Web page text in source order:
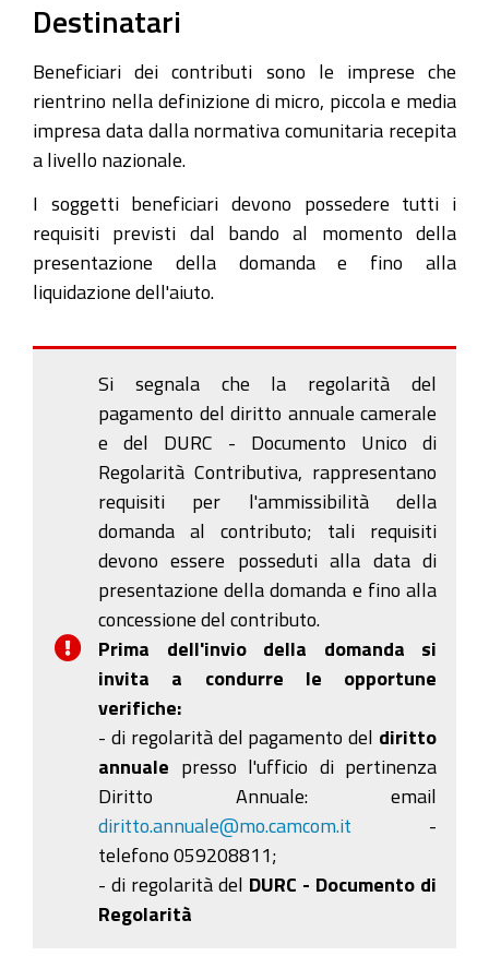
Destinatari
Beneficiari dei contributi sono le imprese che
rientrino nella definizione di micro, piccola e media
impresa data dalla normativa comunitaria recepita
a livello nazionale.
I soggetti beneficiari devono possedere tutti i
requisiti previsti dal bando al momento della
presentazione della domanda e fino alla
liquidazione dell'aiuto.
Si segnala che la regolarità del
pagamento del diritto annuale camerale
e del DURC - Documento Unico di
Regolarità Contributiva, rappresentano
requisiti per l'ammissibilità della
domanda al contributo; tali requisiti
devono essere posseduti alla data di
presentazione della domanda e fino alla
concessione del contributo.
Prima dell'invio della domanda si
invita a condurre le opportune
verifiche:
- di regolarità del pagamento del diritto
annuale presso l'ufficio di pertinenza
Diritto Annuale: email
diritto.annuale@mo.camcom.it -
telefono 059208811;
- di regolarità del DURC - Documento di
Regolarità